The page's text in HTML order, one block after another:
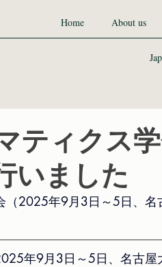
Home About us
ティクス
いました
2025年9月3日～5日、名
年9月3日～5日、名古屋